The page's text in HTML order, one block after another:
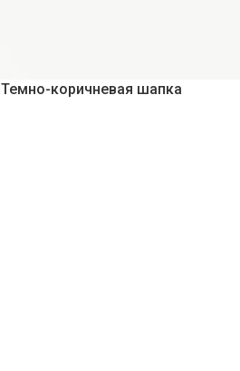
Темно-коричневая шапка